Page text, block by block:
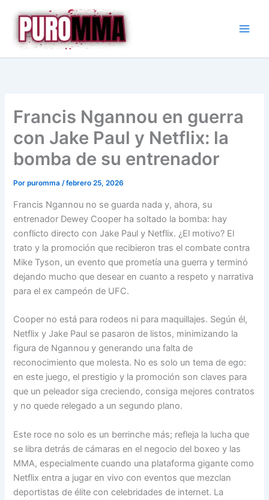
contenido
Francis Ngannou en guerra
con Jake Paul y Netflix: la
bomba de su entrenador
Porpuromma/febrero 25, 2026
Francis Ngannou no se guarda nada y, ahora, su
entrenador Dewey Cooper ha soltado la bomba: hay
conflicto directo con Jake Paul y Netflix. ¿El motivo? El
trato y la promoción que recibieron tras el combate contra
Mike Tyson, un evento que prometía una guerra y terminó
dejando mucho que desear en cuanto a respeto y narrativa
para el ex campeón de UFC.
Cooper no está para rodeos ni para maquillajes. Según él,
Netflix y Jake Paul se pasaron de listos, minimizando la
figura de Ngannou y generando una falta de
reconocimiento que molesta. No es solo un tema de ego:
en este juego, el prestigio y la promoción son claves para
que un peleador siga creciendo, consiga mejores contratos
y no quede relegado a un segundo plano.
Este roce no solo es un berrinche más; refleja la lucha que
se libra detrás de cámaras en el negocio del boxeo y las
MMA, especialmente cuando una plataforma gigante como
Netflix entra a jugar en vivo con eventos que mezclan
deportistas de élite con celebridades de internet. La